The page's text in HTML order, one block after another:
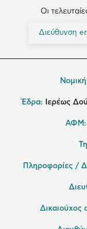
Οι
Έδρα: Ιερέως
ΑΦΜ:
Πληροφορίες /
Δικαιούχος